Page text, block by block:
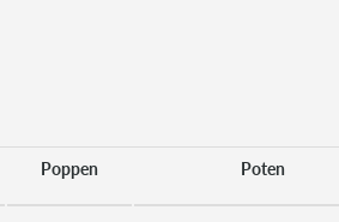
Poppen Poten